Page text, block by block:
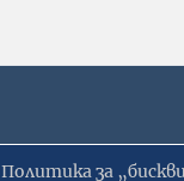
Политика за